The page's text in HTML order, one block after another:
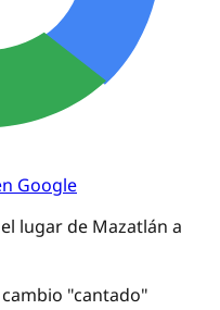
Google
lugar de Mazatlán a
cambio "cantado"